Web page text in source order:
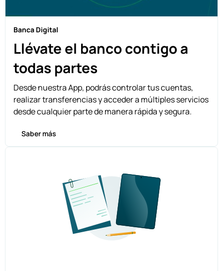
Banca Digital
Llévate el banco contigo a
todas partes
Desde nuestra App, podrás controlar tus cuentas,
realizar transferencias y acceder a múltiples servicios
desde cualquier parte de manera rápida y segura.
Saber más